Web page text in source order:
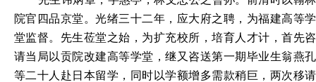
院官四品京堂。光绪三十二年，应大府之聘，为福建高等学
堂监督。先生莅堂之始，为扩充校所，培育人才计，首先咨
请当局以贡院改建高等学堂，继又咨送第一期毕业生翁燕孔
等二十人赴日本留学，同时以学额增多需款稍巨，两次移请